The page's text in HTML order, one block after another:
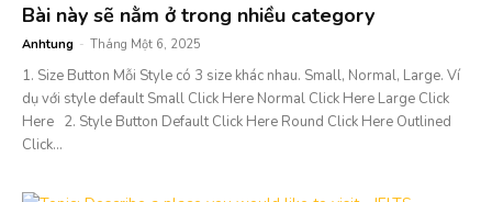
Bài này sẽ nằm ở trong nhiều category
Anhtung - Tháng Một 6, 2025
1. Size Button Mỗi Style có 3 size khác nhau. Small, Normal, Large. Ví
dụ với style default Small Click Here Normal Click Here Large Click
Here 2. Style Button Default Click Here Round Click Here Outlined
Click...